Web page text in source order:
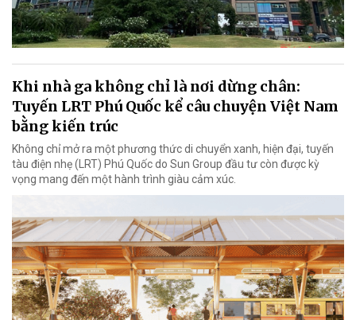
Khi nhà ga không chỉ là nơi dừng chân:
Tuyến LRT Phú Quốc kể câu chuyện Việt Nam
bằng kiến trúc
Không chỉ mở ra một phương thức di chuyển xanh, hiện đại, tuyến
tàu điện nhẹ (LRT) Phú Quốc do Sun Group đầu tư còn được kỳ
vọng mang đến một hành trình giàu cảm xúc.